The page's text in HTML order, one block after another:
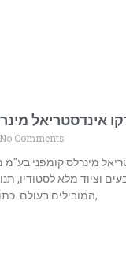
אינדסטריאל
No Comments
מינרלס קומפני
וציוד מלא לסטודיו,
המובילים בעולם. כתובת: רחוב אריה רגב 19,